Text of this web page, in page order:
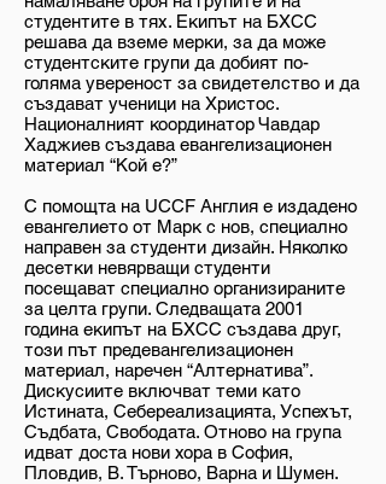
студентите в тях. Екипът на БХСС
решава да вземе мерки, за да може
студентските групи да добият по-
голяма увереност за свидетелство и да
създават ученици на Христос.
Националният координатор Чавдар
Хаджиев създава евангелизационен
материал “Кой е?”
С помощта на UCCF Англия е издадено
евангелието от Марк с нов, специално
направен за студенти дизайн. Няколко
десетки невярващи студенти
посещават специално организираните
за целта групи. Следващата 2001
година екипът на БХСС създава друг,
този път предевангелизационен
материал, наречен “Алтернатива”.
Дискусиите включват теми като
Истината, Себереализацията, Успехът,
Съдбата, Свободата. Отново на група
идват доста нови хора в София,
Пловдив, В. Търново, Варна и Шумен.